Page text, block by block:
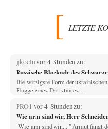
LETZTE
jjkoeln vor 4 Stunden zu:
Russische Blockade des
Die witzigste Form der
Flagge eines Drittstaates…
PRO1 vor 4 Stunden zu:
Wie arm sind wir, Herr
"Wie arm sind wir,... " Armut fängt